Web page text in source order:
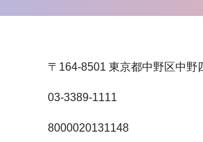
〒164-8501 東京都中野区中野
03-3389-1111
8000020131148